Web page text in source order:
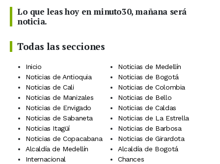
Lo que leas hoy en minuto30, mañana será
noticia.
Todas las secciones
Inicio
Noticias de Medellín
Noticias de Antioquia
Noticias de Bogotá
Noticias de Cali
Noticias de Colombia
Noticias de Manizales
Noticias de Bello
Noticias de Envigado
Noticias de Caldas
Noticias de Sabaneta
Noticias de La Estrella
Noticias Itagüí
Noticias de Barbosa
Noticias de Copacabana
Noticias de Girardota
Alcaldía de Medellín
Alcaldía de Bogotá
Internacional
Chances